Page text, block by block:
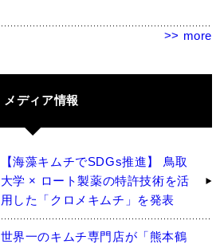
>> more
メディア情報
【海藻キムチでSDGs推進】 鳥取
大学 × ロート製薬の特許技術を活
用した「クロメキムチ」を発表
世界一のキムチ専門店が「熊本鶴